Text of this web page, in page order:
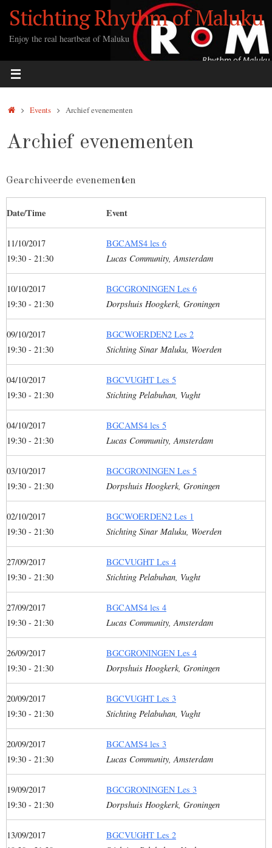
naarStichting Rhythm of Maluku
Enjoy the real heartbeat of Maluku
HomeEvents Archief evenementen
Archief evenementen
Gearchiveerde evenementen
Date/Time Event
11/10/2017
19:30 - 21:30
BGCAMS4 les 6
Lucas Community, Amsterdam
10/10/2017
19:30 - 21:30
BGCGRONINGEN Les 6
Dorpshuis Hoogkerk, Groningen
09/10/2017
19:30 - 21:30
BGCWOERDEN2 Les 2
Stichting Sinar Maluku, Woerden
04/10/2017
19:30 - 21:30
BGCVUGHT Les 5
Stichting Pelabuhan, Vught
04/10/2017
19:30 - 21:30
BGCAMS4 les 5
Lucas Community, Amsterdam
03/10/2017
19:30 - 21:30
BGCGRONINGEN Les 5
Dorpshuis Hoogkerk, Groningen
02/10/2017
19:30 - 21:30
BGCWOERDEN2 Les 1
Stichting Sinar Maluku, Woerden
27/09/2017
19:30 - 21:30
BGCVUGHT Les 4
Stichting Pelabuhan, Vught
27/09/2017
19:30 - 21:30
BGCAMS4 les 4
Lucas Community, Amsterdam
26/09/2017
19:30 - 21:30
BGCGRONINGEN Les 4
Dorpshuis Hoogkerk, Groningen
20/09/2017
19:30 - 21:30
BGCVUGHT Les 3
Stichting Pelabuhan, Vught
20/09/2017
19:30 - 21:30
BGCAMS4 les 3
Lucas Community, Amsterdam
19/09/2017
19:30 - 21:30
BGCGRONINGEN Les 3
Dorpshuis Hoogkerk, Groningen
13/09/2017
BGCVUGHT Les 2